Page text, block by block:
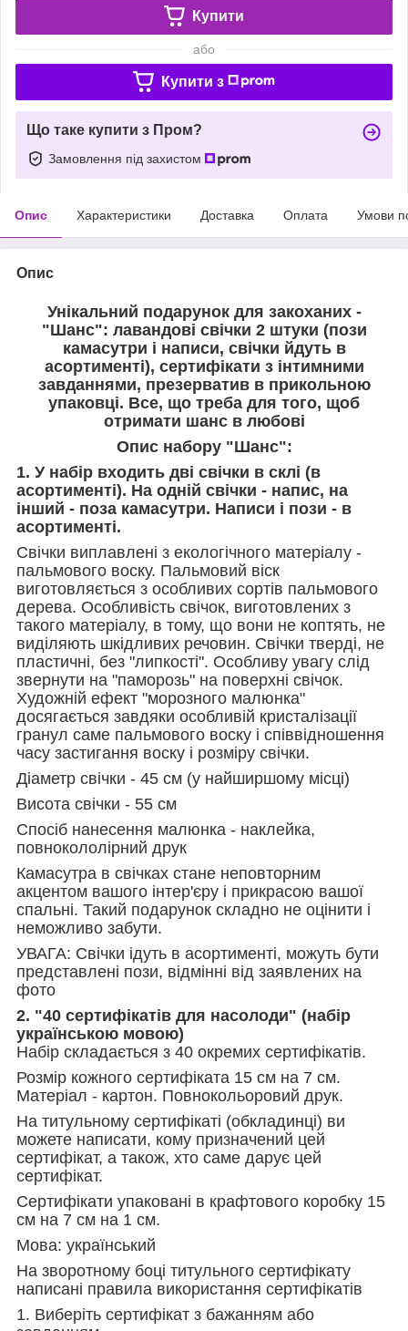
Купити
або
Купити з
Що таке купити з Пром?
Замовлення під захистом
Опис Характеристики Доставка Оплата Умови
Опис
Унікальний подарунок для закоханих -
"Шанс": лавандові свічки 2 штуки (пози
камасутри і написи, свічки йдуть в
асортименті), сертифікати з інтимними
завданнями, презерватив в прикольною
упаковці. Все, що треба для того, щоб
отримати шанс в любові
Опис набору "Шанс":
1. У набір входить дві свічки в склі (в
асортименті). На одній свічки - напис, на
інший - поза камасутри. Написи і пози - в
асортименті.
Свічки виплавлені з екологічного матеріалу -
пальмового воску. Пальмовий віск
виготовляється з особливих сортів пальмового
дерева. Особливість свічок, виготовлених з
такого матеріалу, в тому, що вони не коптять, не
виділяють шкідливих речовин. Свічки тверді, не
пластичні, без "липкості". Особливу увагу слід
звернути на "паморозь" на поверхні свічок.
Художній ефект "морозного малюнка"
досягається завдяки особливій кристалізації
гранул саме пальмового воску і співвідношення
часу застигання воску і розміру свічки.
Діаметр свічки - 45 см (у найширшому місці)
Висота свічки - 55 см
Спосіб нанесення малюнка - наклейка,
повнокололірний друк
Камасутра в свічках стане неповторним
акцентом вашого інтер'єру і прикрасою вашої
спальні. Такий подарунок складно не оцінити і
неможливо забути.
УВАГА: Свічки ідуть в асортименті, можуть бути
представлені пози, відмінні від заявлених на
фото
2. "40 сертифікатів для насолоди" (набір
українською мовою)
Набір складається з 40 окремих сертифікатів.
Розмір кожного сертифіката 15 см на 7 см.
Матеріал - картон. Повнокольоровий друк.
На титульному сертифікаті (обкладинці) ви
можете написати, кому призначений цей
сертифікат, а також, хто саме дарує цей
сертифікат.
Сертифікати упаковані в крафтового коробку 15
см на 7 см на 1 см.
Мова: український
На зворотному боці титульного сертифікату
написані правила використання сертифікатів
1. Виберіть сертифікат з бажанням або